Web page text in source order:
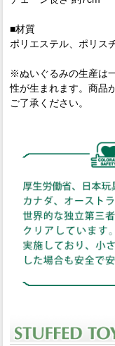
■材質
ポリエステル、ポリス
※ぬいぐるみの生産は
性が生まれます。商品
ご了承ください。